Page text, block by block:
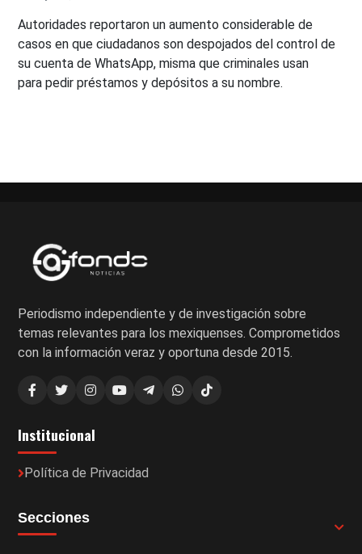
Autoridades reportaron un aumento considerable de
casos en que ciudadanos son despojados del control de
su cuenta de WhatsApp, misma que criminales usan
para pedir préstamos y depósitos a su nombre.
Periodismo independiente y de investigación sobre
temas relevantes para los mexiquenses. Comprometidos
con la información veraz y oportuna desde 2015.
Institucional
Política de Privacidad
Secciones